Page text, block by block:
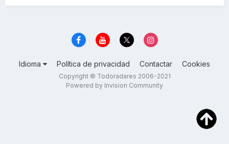
Idioma Política de privacidad Contactar Cookies
Copyright © Todoradares 2006-2021
Powered by Invision Community